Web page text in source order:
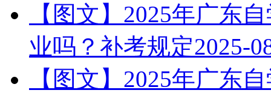
【图文】2025年广东
业吗？补考规定2025-
【图文】2025年广东